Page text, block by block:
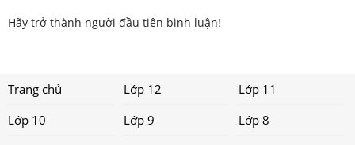
Hãy trở thành người đầu tiên bình luận!
Trang chủ Lớp 12
Lớp 11
Lớp 10
Lớp 9
Lớp 8